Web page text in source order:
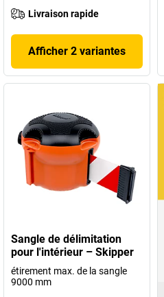
Livraison rapide
Afficher 2 variantes
Sangle de délimitation
pour l'intérieur – Skipper
étirement max. de la sangle
9000 mm